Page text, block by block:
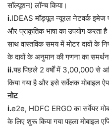
सॉल्यूशन) लॉन्च किया।
i.IDEAS मॉड्यूल न्यूरल नेटवर्क इमेज
और प्राकृतिक भाषा का उपयोग करता
साथ वास्तविक समय में मोटर दावों के
के दावों के अनुमान की गणना का
ii.यह पिछले 2 वर्षों में 3,00,000 से
किया गया है और इसे सर्वेक्षक मोबाइल
नोट
i.e2e, HDFC ERGO का सर्वेयर
के लिए शुरू किया गया पहला मोबाइल